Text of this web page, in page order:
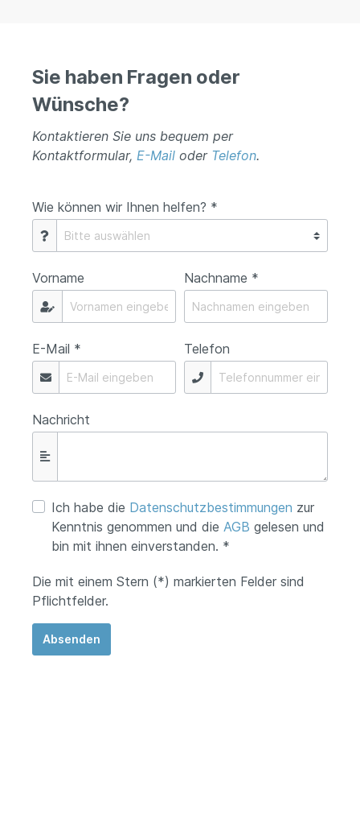
Sie haben Fragen oder
Wünsche?
Kontaktieren Sie uns bequem per
Kontaktformular, E-Mail oder Telefon.
Wie können wir Ihnen helfen? *
Vorname Nachname *
E-Mail * Telefon
Nachricht
Ich habe die Datenschutzbestimmungen zur
Kenntnis genommen und die AGB gelesen und
bin mit ihnen einverstanden. *
Die mit einem Stern (*) markierten Felder sind
Pflichtfelder.
Absenden